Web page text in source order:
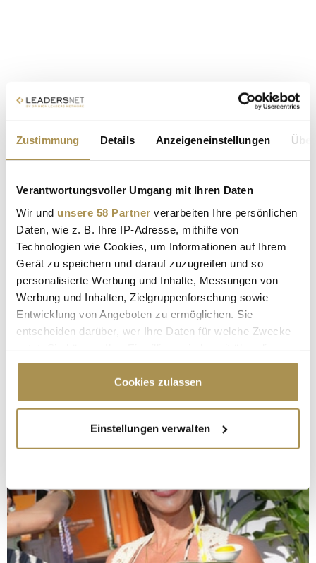
Zustimmung Details Anzeigeneinstellungen
Verantwortungsvoller Umgang mit Ihren Daten
Wir und unsere 58 Partner verarbeiten Ihre persönlichen
Daten, wie z. B. Ihre IP-Adresse, mithilfe von
Technologien wie Cookies, um Informationen auf Ihrem
Gerät zu speichern und darauf zuzugreifen und so
personalisierte Werbung und Inhalte, Messungen von
Werbung und Inhalten, Zielgruppenforschung sowie
Entwicklung von Angeboten zu ermöglichen. Sie
entscheiden darüber, wer Ihre Daten für welche Zwecke
Cookie-Erklärung oder durch Klicken auf das Privacy
Trigger Symbol ändern oder widerrufen
Informationen über Ihre geografische Lage
erfassen, welche bis auf einige Meter genau sein
bestimmten Merkmalen (Fingerprinting) identifizieren
Erfahren Sie mehr darüber, wie Ihre persönlichen Daten
verarbeitet werden, und legen Sie Ihre Präferenzen im
Abschnitt Einzelheitenfest.
Cookies zulassen
Einstellungen verwalten